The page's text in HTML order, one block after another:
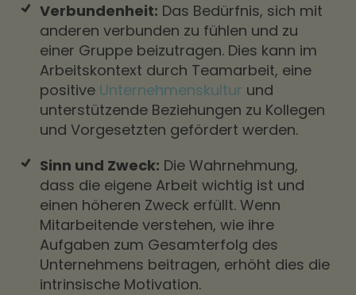
Verbundenheit: Das Bedürfnis, sich mit
anderen verbunden zu fühlen und zu
einer Gruppe beizutragen. Dies kann im
Arbeitskontext durch Teamarbeit, eine
positive Unternehmenskultur und
unterstützende Beziehungen zu Kollegen
und Vorgesetzten gefördert werden.
Sinn und Zweck: Die Wahrnehmung,
dass die eigene Arbeit wichtig ist und
einen höheren Zweck erfüllt. Wenn
Mitarbeitende verstehen, wie ihre
Aufgaben zum Gesamterfolg des
Unternehmens beitragen, erhöht dies die
intrinsische Motivation.